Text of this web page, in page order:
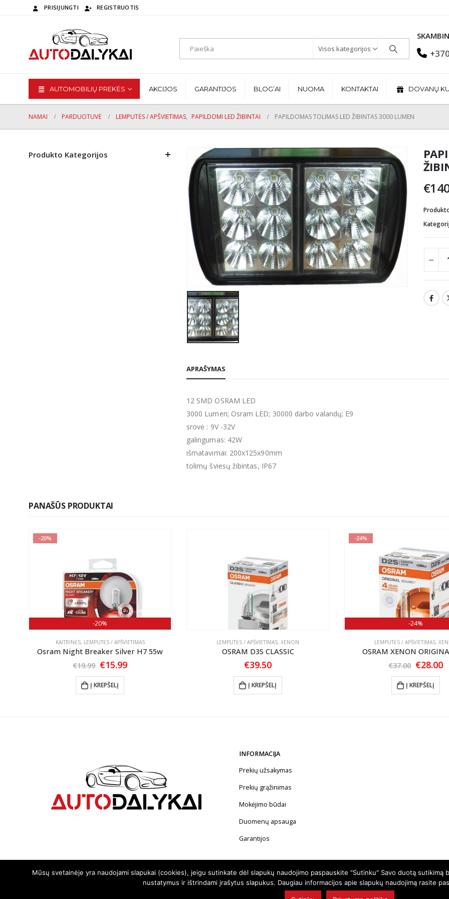
PRISIJUNGTI REGISTRUOTIS
Visos kategorijos
AUTOMOBILIŲ PREKĖS AKCIJOS GARANTIJOS BLOG’AI NUOMA KONTAKTAI DOVANŲ
NAMAI PARDUOTUVĖ LEMPUTĖS / APŠVIETIMAS, PAPILDOMI LED ŽIBINTAI PAPILDOMAS TOLIMAS LED ŽIBINTAS 3000 LUMEN
€
APRAŠYMAS
12 SMD OSRAM LED
3000 Lumen; Osram LED; 30000 darbo valandų; E9
srovė : 9V -32V
galingumas: 42W
išmatavimai: 200x125x90mm
tolimų šviesų žibintas, IP67
Produkto Kategorijos
PANAŠŪS PRODUKTAI
-20%
-20%
KAITRINĖS, LEMPUTĖS / APŠVIETIMAS
Osram Night Breaker Silver H7 55w
€19.99 Original
was:
€19.99.
€15.99Current
Į KREPŠELĮ
LEMPUTĖS / APŠVIETIMAS, XENON
OSRAM D3S CLASSIC
€39.50
Į KREPŠELĮ
-24%
-24%
LEMPUTĖS / APŠVIETIMAS,
OSRAM XENON
€37.00 Original
was:
€37.00.
€28.00
Į KREPŠELĮ
INFORMACIJA
Prekių užsakymas
Prekių grąžinimas
Mokėjimo būdai
Duomenų apsauga
Garantijos
Mūsų svetainėje yra naudojami slapukai (cookies), jeigu sutinkate dėl slapukų naudojimo paspauskite "Sutinku" Savo duotą
nustatymus ir ištrindami įrašytus slapukus. Daugiau informacijos apie slapukų naudojimą rasite